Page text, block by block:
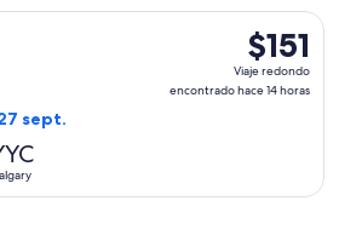
$151
Viaje
redondo,
$151
Viaje redondo
encontrado hace 14 horas
sept.
Canada, con salida el sáb, 26